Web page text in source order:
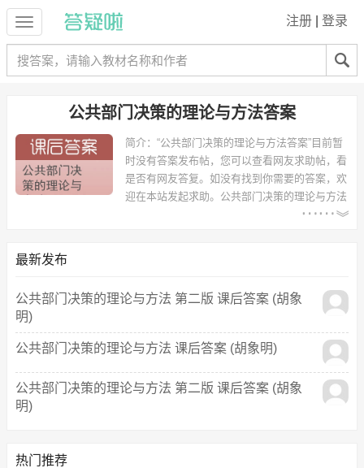
注册 登录
公共部门决策的理论与方法答案
简介： “公共部门决策的理论与方法答案”目前暂
时没有答案发布帖，您可以查看网友求助帖，看
是否有网友答复。如没有找到你需要的答案，欢
迎在本站发起求助。 公共部门决策的理论与方法
国际经济与贸易 等专业。
以下学校的同学下载过
最新发布
公共部门决策的理论与方法 第二版 课后答案 (胡象
明)
公共部门决策的理论与方法 课后答案 (胡象明)
公共部门决策的理论与方法 第二版 课后答案 (胡象
明)
热门推荐